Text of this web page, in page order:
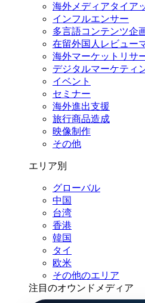
海外メディアタイア
インフルエンサー
多言語コンテンツ企
在留外国⼈レビュー
海外マーケットリサ
デジタルマーケティ
イベント
セミナー
海外進出支援
旅行商品造成
映像制作
その他
エリア別
グローバル
中国
台湾
香港
韓国
タイ
欧米
その他のエリア
注目のオウンドメディア